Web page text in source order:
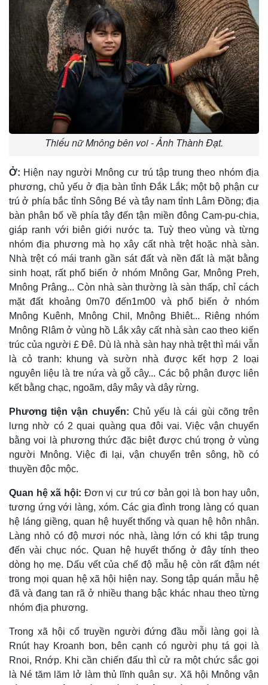
Thiếu nữ Mnông bên voi - Ảnh Thành Đạt.
Ở: Hiện nay người Mnông cư trú tập trung theo nhóm địa
phương, chủ yếu ở địa bàn tỉnh Ðắk Lắk; một bộ phận cư
trú ở phía bắc tỉnh Sông Bé và tây nam tỉnh Lâm Ðồng; địa
bàn phân bố về phía tây đến tận miền đông Cam-pu-chia,
giáp ranh với biên giới nước ta. Tuỳ theo vùng và từng
nhóm địa phương mà họ xây cất nhà trệt hoặc nhà sàn.
Nhà trệt có mái tranh gần sát đất và nền đất là mặt bằng
sinh hoạt, rất phổ biến ở nhóm Mnông Gar, Mnông Preh,
Mnông Prâng... Còn nhà sàn thường là sàn thấp, chỉ cách
mặt đất khoảng 0m70 đến1m00 và phổ biến ở nhóm
Mnông Kuênh, Mnông Chil, Mnông Bhiêt... Riêng nhóm
Mnông Rlâm ở vùng hồ Lắk xây cất nhà sàn cao theo kiến
trúc của người £ Ðê. Dù là nhà sàn hay nhà trệt thì mái vẫn
là cỏ tranh: khung và sườn nhà được kết hợp 2 loại
nguyên liệu là tre nứa và gỗ cây... Các bộ phận được liên
kết bằng chạc, ngoãm, dây mây và dây rừng.
Phương tiện vận chuyển: Chủ yếu là cái gùi cõng trên
lưng nhờ có 2 quai quàng qua đôi vai. Việc vận chuyển
bằng voi là phương thức đặc biệt được chú trọng ở vùng
người Mnông. Việc đi lại, vận chuyển trên sông, hồ có
thuyền độc mộc.
Quan hệ xã hội: Ðơn vị cư trú cơ bản gọi là bon hay uôn,
tương ứng với làng, xóm. Các gia đình trong làng có quan
hệ láng giềng, quan hệ huyết thống và quan hệ hôn nhân.
Làng nhỏ có độ mươi nóc nhà, làng lớn có khi tập trung
đến vài chục nóc. Quan hệ huyết thống ở đây tính theo
dòng họ mẹ. Dấu vết của chế độ mẫu hệ còn rất đậm nét
trong mọi quan hệ xã hội hiện nay. Song tập quán mẫu hệ
đã và đang tan rã ở nhiều thang bậc khác nhau theo từng
nhóm địa phương.
Trong xã hội cổ truyền người đứng đầu mỗi làng gọi là
Rnút hay Kroanh bon, bên cạnh có người phụ tá gọi là
Rnoi, Rnớp. Khi cần chiến đấu thì cử ra một chức sắc gọi
là Né tăm lăm lở làm thủ lĩnh quân sự. Xã hội Mnông vận